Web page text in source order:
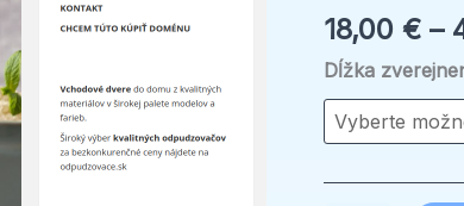
18,00 € –
Dĺžka
hlavnú
stránku
kupel.sk